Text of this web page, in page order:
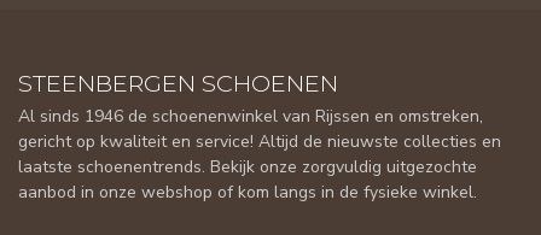
STEENBERGEN SCHOENEN
Al sinds 1946 de schoenenwinkel van Rijssen en omstreken,
gericht op kwaliteit en service! Altijd de nieuwste collecties en
laatste schoenentrends. Bekijk onze zorgvuldig uitgezochte
aanbod in onze webshop of kom langs in de fysieke winkel.